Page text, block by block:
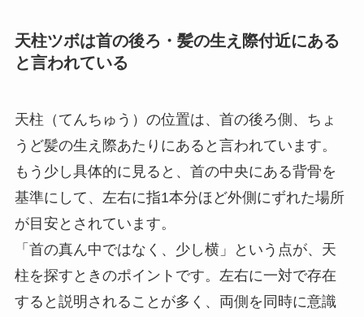
天柱ツボは首の後ろ・髪の生え際付近にある
と言われている
天柱（てんちゅう）の位置は、首の後ろ側、ちょ
うど髪の生え際あたりにあると言われています。
もう少し具体的に見ると、首の中央にある背骨を
基準にして、左右に指1本分ほど外側にずれた場所
が目安とされています。
「首の真ん中ではなく、少し横」という点が、天
柱を探すときのポイントです。左右に一対で存在
すると説明されることが多く、両側を同時に意識